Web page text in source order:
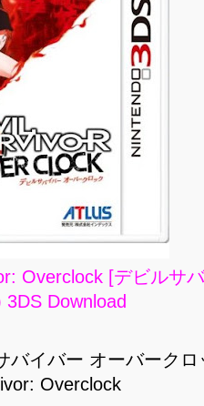
Overclock [デビルサ
Download
バイバー オーバーク
Overclock